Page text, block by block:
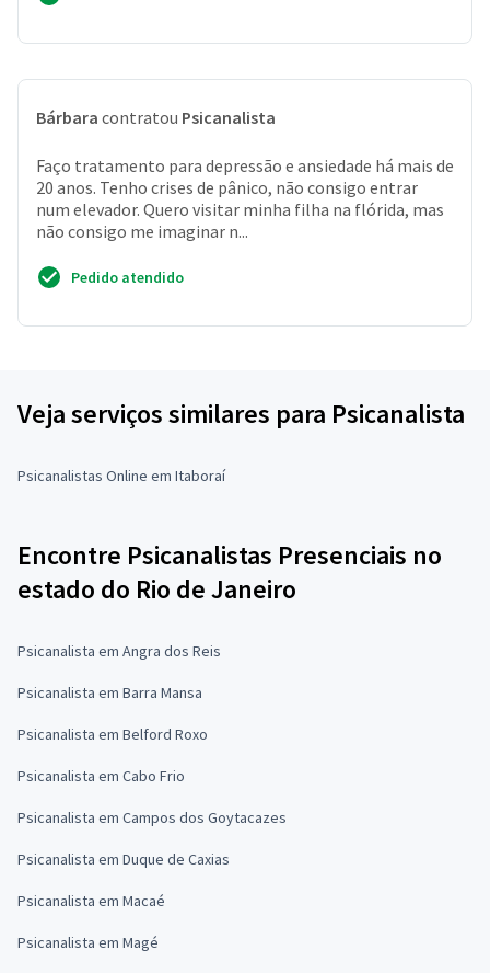
Bárbara contratou Psicanalista
Faço tratamento para depressão e ansiedade há mais de
20 anos. Tenho crises de pânico, não consigo entrar
num elevador. Quero visitar minha filha na flórida, mas
não consigo me imaginar n...
Pedido atendido
Veja serviços similares para Psicanalista
Psicanalistas Online em Itaboraí
Encontre Psicanalistas Presenciais no
estado do Rio de Janeiro
Psicanalista em Angra dos Reis
Psicanalista em Barra Mansa
Psicanalista em Belford Roxo
Psicanalista em Cabo Frio
Psicanalista em Campos dos Goytacazes
Psicanalista em Duque de Caxias
Psicanalista em Macaé
Psicanalista em Magé